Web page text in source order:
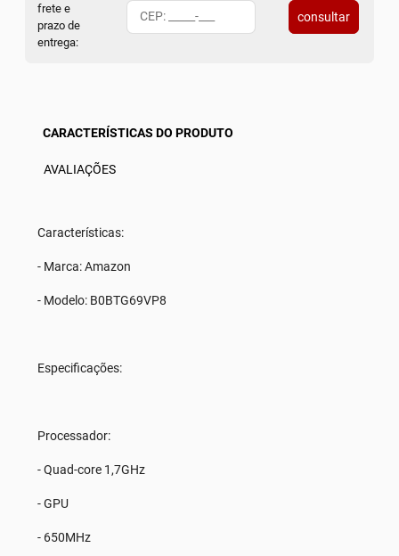
frete e
prazo de
entrega:
consultar
CARACTERÍSTICAS DO PRODUTO
AVALIAÇÕES
Características:
- Marca: Amazon
- Modelo: B0BTG69VP8
Especificações:
Processador:
- Quad-core 1,7GHz
- GPU
- 650MHz